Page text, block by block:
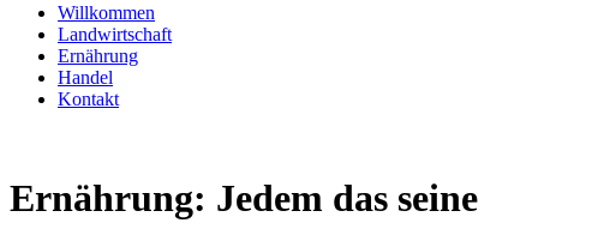
Willkommen
Landwirtschaft
Ernährung
Handel
Kontakt
Ernährung: Jedem das seine